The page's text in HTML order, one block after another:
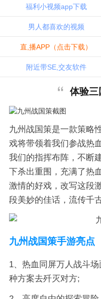
福利小视频app下载
男人都喜欢的视频
直,播APP（点击下载）
附近带SE,交友软件
体验三
九州战国策是一款策略
戏将带领着我们参战热
我们的指挥布阵，不断
下杀出重围，充满了热
激情的好戏，改写这段
段美妙的佳话，流传千古
九州战国策手游亮点
1、热血同屏万人战斗
种方案去歼灭对方;